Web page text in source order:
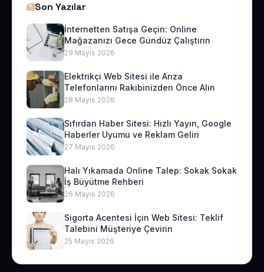
Son Yazılar
İnternetten Satışa Geçin: Online
Mağazanızı Gece Gündüz Çalıştırın
29 Mayıs 2026
Elektrikçi Web Sitesi ile Arıza
Telefonlarını Rakibinizden Önce Alın
28 Mayıs 2026
Sıfırdan Haber Sitesi: Hızlı Yayın, Google
Haberler Uyumu ve Reklam Geliri
27 Mayıs 2026
Halı Yıkamada Online Talep: Sokak Sokak
İş Büyütme Rehberi
26 Mayıs 2026
Sigorta Acentesi İçin Web Sitesi: Teklif
Talebini Müşteriye Çevirin
25 Mayıs 2026